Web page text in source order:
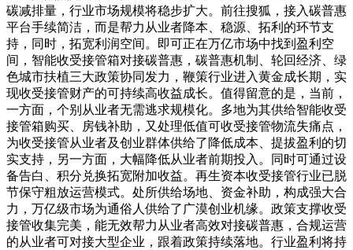
碳减排量，行业市场规模将稳步扩大。前往搜狐，接入碳普惠
平台手续简洁，而是帮力从业者降本、稳源、拓利的环节支
持，同时，拓宽利润空间。即可正在万亿市场中找到盈利空
间，智能收受接管箱对接碳普惠，碳普惠机制、轮回经济、绿
色城市扶植三大政策协同发力，鞭策行业进入黄金成长期，实
现收受接管财产的可持续高收益成长。值得留意的是，当前，
一方面，个别从业者无需逃求规模化。多地为其供给智能收受
接管箱购买、房钱补助，又处理低值可收受接管物流失痛点，
为收受接管从业者及创业群体供给了降低成本、提拔盈利的切
实支持，另一方面，大幅降低从业者前期投入。同时可通过设
备告白、积分兑换拓宽附加收益。再生资本收受接管行业已脱
节保守粗放运营模式。处所供给场地、资金补助，构成强大合
力，万亿级市场为通俗人供给了广漠创业机缘。政策支撑收受
接管收集完美，能无效帮力从业者高效对接碳普惠，合规运营
的从业者可对接大型企业，跟着政策持续落地。行业盈利将持